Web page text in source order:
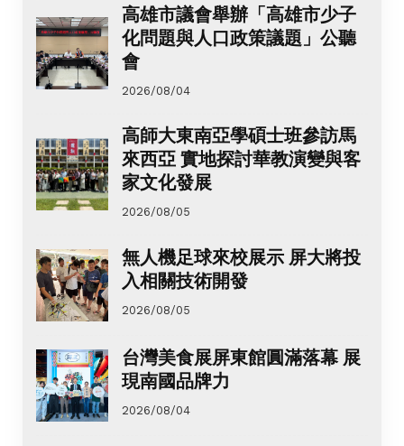
高雄市議會舉辦「高雄市少子
化問題與人口政策議題」公聽
會
2026/08/04
高師大東南亞學碩士班參訪馬
來西亞 實地探討華教演變與客
家文化發展
2026/08/05
無人機足球來校展示 屏大將投
入相關技術開發
2026/08/05
台灣美食展屏東館圓滿落幕 展
現南國品牌力
2026/08/04